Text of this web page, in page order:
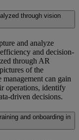
through vision
and analyze
and decision-
through AR
of the
can gain
operations, identify
driven decisions.
and onboarding in